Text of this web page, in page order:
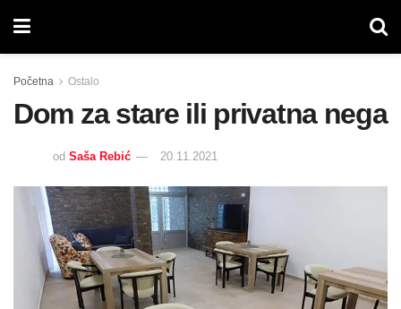
Početna Ostalo
Dom za stare ili privatna nega
od Saša Rebić 20.11.2021